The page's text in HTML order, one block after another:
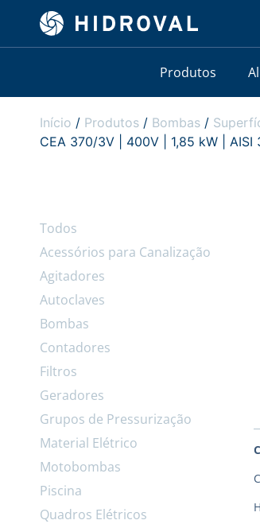
Produtos
Início / Produtos / Bombas /
CEA 370/3V | 400V | 1,85 kW | AISI
Todos
Acessórios para Canalização
Agitadores
Autoclaves
Bombas
Contadores
Filtros
Geradores
Grupos de Pressurização
Material Elétrico
Motobombas
Piscina
Quadros Elétricos